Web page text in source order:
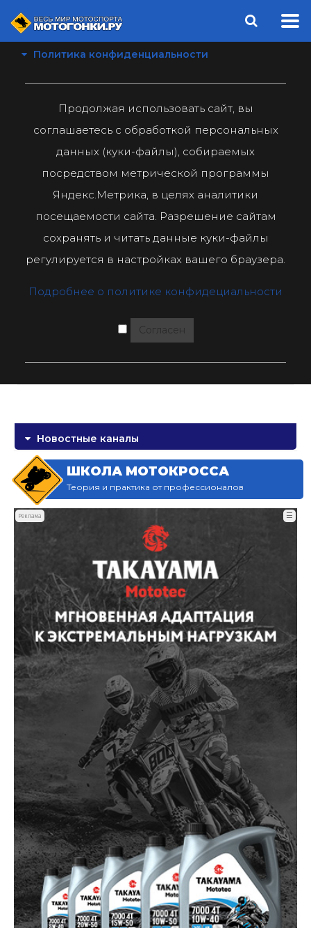
Политика конфиденциальности
Продолжая использовать сайт, вы
соглашаетесь с обработкой персональных
данных (куки-файлы), собираемых
посредством метрической программы
Яндекс.Метрика, в целях аналитики
посещаемости сайта. Разрешение сайтам
сохранять и читать данные куки-файлы
регулируется в настройках вашего браузера.
Подробнее о политике конфидециальности
Согласен
Новостные каналы
ШКОЛА МОТОКРОССА
Теория и практика от профессионалов
Реклама ☰